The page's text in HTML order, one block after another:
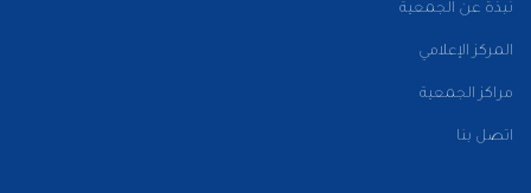
نبذة عن الجمعية
المركز الإعلامي
مراكز الجمعية
اتصل بنا